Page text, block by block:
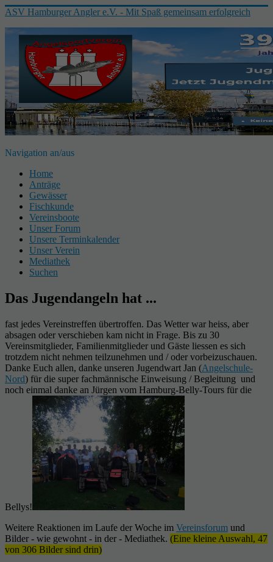
ASV Hamburger Angler e.V. - Mit Spaß gemeinsam erfolgreich
Navigation an/aus
Home
Anträge
Gewässer
Fischkunde
Vereinsboote
Unser Forum
Unsere Terminkalender
Unser Verein
Mediathek
Suchen
Das Jugendangeln hat ...
fast jedes Vereinstreffen übertroffen. Das Wetter war heiss, aber
absagen oder verschieben kam nicht in Frage. Bis zu 30
Vereinsmitglieder, Familienmitglieder und Gäste liessen es sich
trotzdem nicht nehmen teilzunehmen und / oder vorbeizuschauen.
Danke Euch allen, danke unseren Jugendwart Jan (Angelschule-
Nord) für die super fachmännische Einweisung / Begleitung und
noch einmal danke an Jürgen vom Hamburg-Belly-Tours für die
Bellys!
Weitere Reaktionen im Laufe der Woche im Vereinsforum und
Bilder - wie gewohnt - in der - Mediathek. (Eine kleine Auswahl, 47
von 306 Bilder sind drin)